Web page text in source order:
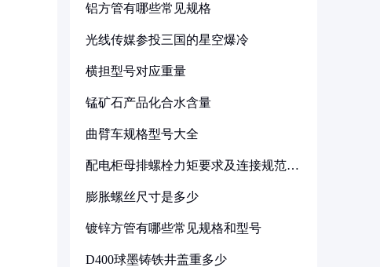
铝方管有哪些常见规格
光线传媒参投三国的星空爆冷
横担型号对应重量
锰矿石产品化合水含量
曲臂车规格型号大全
配电柜母排螺栓力矩要求及连接规范详
膨胀螺丝尺寸是多少
镀锌方管有哪些常见规格和型号
D400球墨铸铁井盖重多少